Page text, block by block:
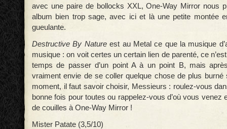
avec une paire de bollocks XXL, One-Way Mirror nous
album bien trop sage, avec ici et là une petite montée
gueulante.
Destructive By Natureest au Metal ce que la musique
musique : on voit certes un certain lien de parenté, ce
temps de passer d’un point A à un point B, mais
vraiment envie de se coller quelque chose de plus burné
moment, il faut savoir choisir, Messieurs : roulez-vous
bonne fois pour toutes ou rappelez-vous d’où vous venez
de couilles à One-Way Mirror !
Mister Patate (3,5/10)